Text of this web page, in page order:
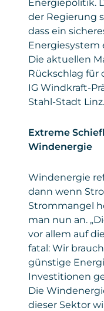
Energiepolitik.
der Regierung
dass ein
Energiesystem
Die aktuellen
Rückschlag für
IG Windkraft-
Stahl-Stadt Linz.
Extreme
Windenergie
Windenergie
dann wenn
Strommangel
man nun an.
vor allem auf
fatal: Wir
günstige
Investitionen
Die
dieser Sektor